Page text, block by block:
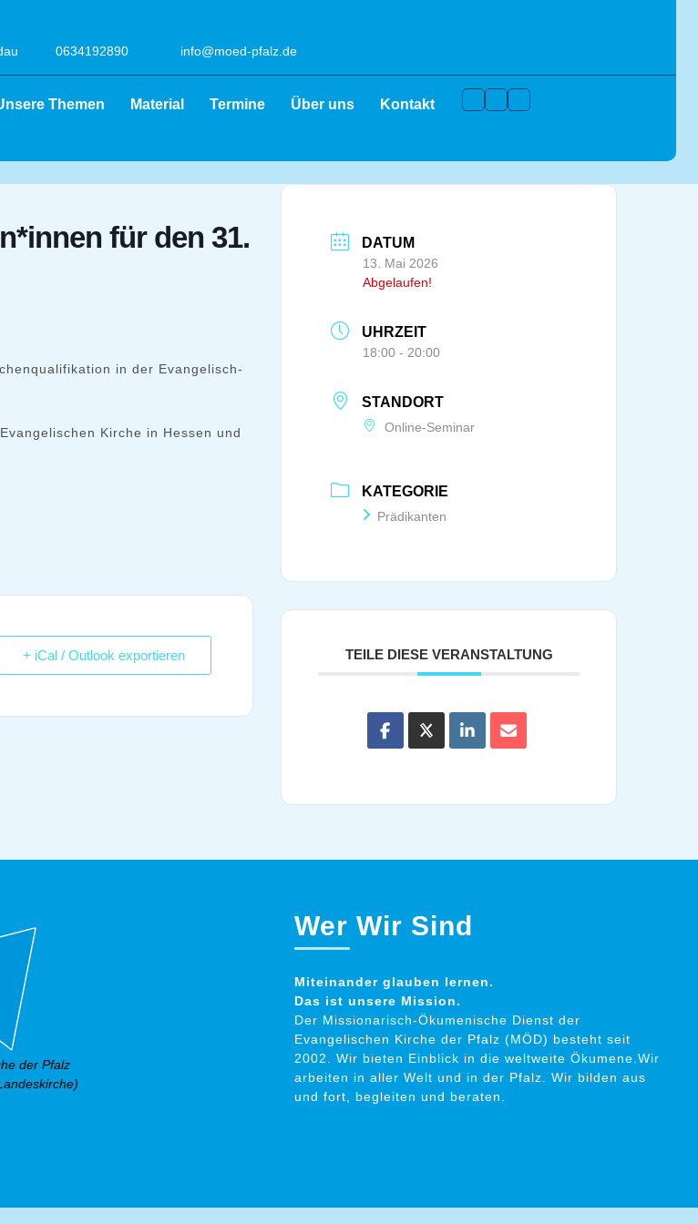
0634192890 info@moed-pfalz.de
Themen Material Termine Über uns Kontakt Facebook
Instagram
Youtube
für den 31.
in der Evangelisch-
Kirche in Hessen und
+ iCal / Outlook exportieren
DATUM
13. Mai 2026
Abgelaufen!
UHRZEIT
18:00 - 20:00
STANDORT
Online-Seminar
KATEGORIE
Prädikanten
TEILE DIESE VERANSTALTUNG
der Pfalz
Wer Wir Sind
Miteinander glauben lernen.
Das ist unsere Mission.
Der Missionarisch-Ökumenische Dienst der
Evangelischen Kirche der Pfalz (MÖD) besteht seit
2002. Wir bieten Einblick in die weltweite Ökumene.Wir
arbeiten in aller Welt und in der Pfalz. Wir bilden aus
und fort, begleiten und beraten.